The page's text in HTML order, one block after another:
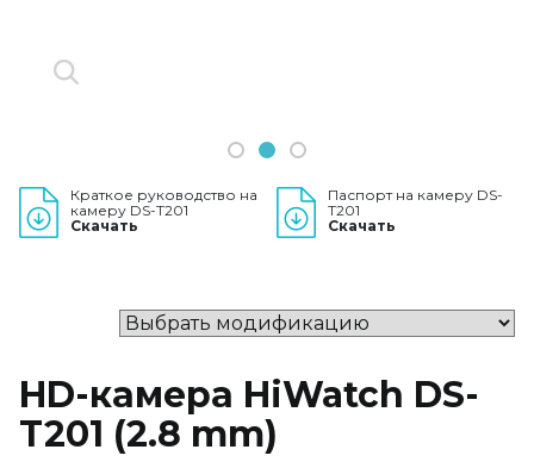
1 2 3
Краткое руководство на
камеру DS-T201
Скачать
Паспорт на камеру DS-
T201
Скачать
HD-камера HiWatch DS-
T201 (2.8 mm)